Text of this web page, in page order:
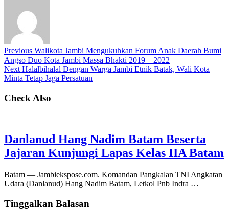
Previous Walikota Jambi Mengukuhkan Forum Anak Daerah Bumi
Angso Duo Kota Jambi Massa Bhakti 2019 – 2022
Next Halalbihalal Dengan Warga Jambi Etnik Batak, Wali Kota
Minta Tetap Jaga Persatuan
Check Also
Danlanud Hang Nadim Batam Beserta
Jajaran Kunjungi Lapas Kelas IIA Batam
Batam — Jambiekspose.com. Komandan Pangkalan TNI Angkatan
Udara (Danlanud) Hang Nadim Batam, Letkol Pnb Indra …
Tinggalkan Balasan